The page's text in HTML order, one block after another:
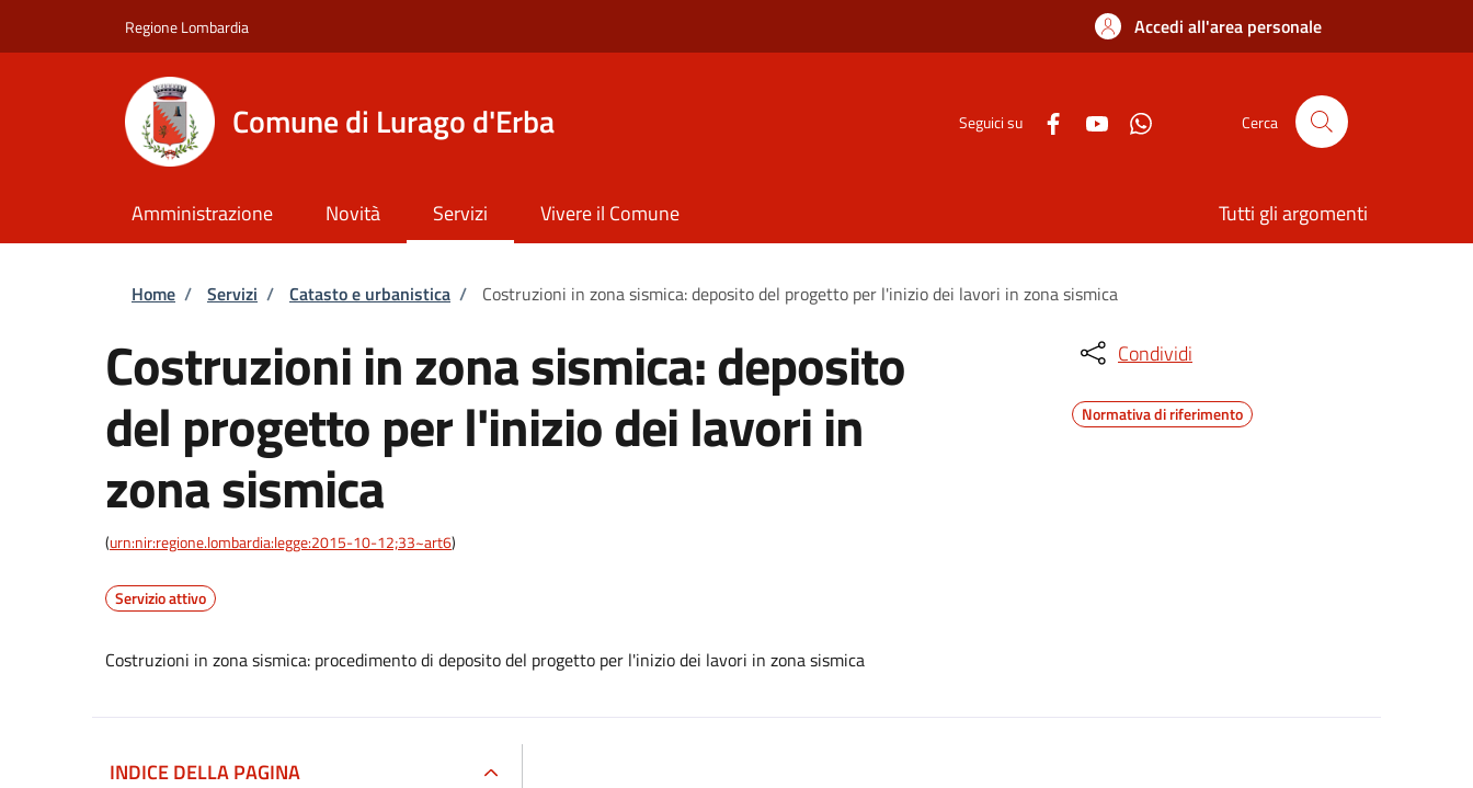
Regione Lombardia Accedi all'area personale
Comune di Lurago d'Erba Seguici su Cerca
Amministrazione Novità Servizi Vivere il Comune Tutti gli argomenti
Briciole di pane
Home / Servizi / Catasto e urbanistica / Costruzioni in zona sismica: deposito del progetto per l'inizio dei lavori in zona sismica
Costruzioni in zona sismica: deposito
del progetto per l'inizio dei lavori in
zona sismica
(urn:nir:regione.lombardia:legge:2015-10-12;33~art6)
Servizio attivo
Costruzioni in zona sismica: procedimento di deposito del progetto per l'inizio dei lavori in zona sismica
Condividi
Normativa di riferimento
INDICE DELLA PAGINA